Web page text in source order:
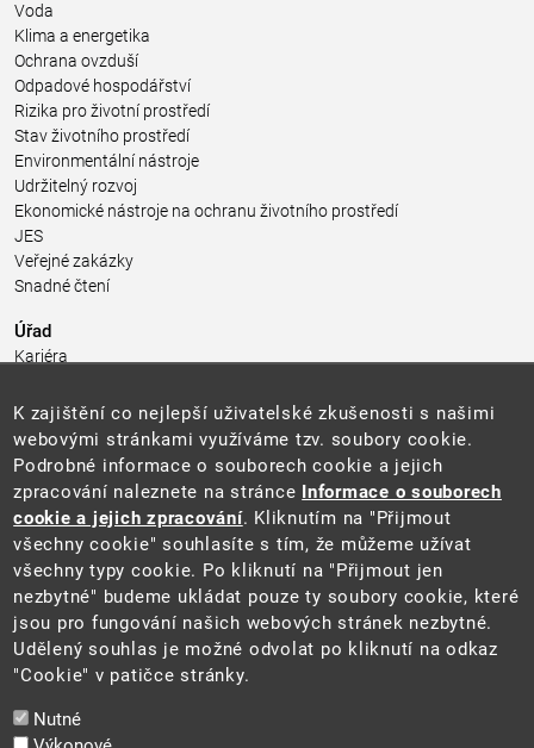
Voda
Klima a energetika
Ochrana ovzduší
Odpadové hospodářství
Rizika pro životní prostředí
Stav životního prostředí
Environmentální nástroje
Udržitelný rozvoj
Ekonomické nástroje na ochranu životního prostředí
JES
Veřejné zakázky
Snadné čtení
Úřad
Kariéra
Pro média a veřejnost
Povinně zveřejňované informace
Kontakty
Přistupnost budovy úřadu MŽP
(PDF, 204 kB)
Web
Aktuality
Ochrana osobních údajů
Prohlášení o přístupnosti
Zásady používání cookies
Mapa webu
K zajištění co nejlepší uživatelské zkušenosti s našimi
webovými stránkami využíváme tzv. soubory cookie.
Podrobné informace o souborech cookie a jejich
zpracování naleznete na stránce Informace o souborech
cookie a jejich zpracování. Kliknutím na "Přijmout
všechny cookie" souhlasíte s tím, že můžeme užívat
všechny typy cookie. Po kliknutí na "Přijmout jen
nezbytné" budeme ukládat pouze ty soubory cookie, které
jsou pro fungování našich webových stránek nezbytné.
Udělený souhlas je možné odvolat po kliknutí na odkaz
"Cookie" v patičce stránky.
Nutné